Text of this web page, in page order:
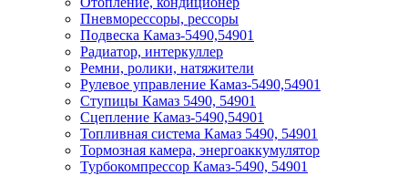
Пневморессоры, рессоры
Подвеска Камаз-5490,54901
Радиатор, интеркуллер
Ремни, ролики, натяжители
Рулевое управление Камаз-5490,54901
Ступицы Камаз 5490, 54901
Сцепление Камаз-5490,54901
Топливная система Камаз 5490, 54901
Тормозная камера, энергоаккумулятор
Турбокомпрессор Камаз-5490, 54901